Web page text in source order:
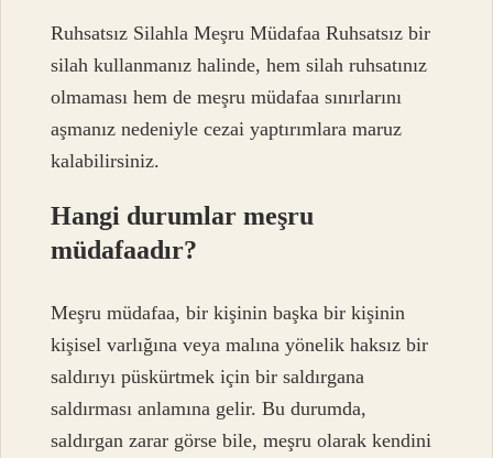
Ruhsatsız Silahla Meşru Müdafaa Ruhsatsız bir
silah kullanmanız halinde, hem silah ruhsatınız
olmaması hem de meşru müdafaa sınırlarını
aşmanız nedeniyle cezai yaptırımlara maruz
kalabilirsiniz.
Hangi durumlar meşru
müdafaadır?
Meşru müdafaa, bir kişinin başka bir kişinin
kişisel varlığına veya malına yönelik haksız bir
saldırıyı püskürtmek için bir saldırgana
saldırması anlamına gelir. Bu durumda,
saldırgan zarar görse bile, meşru olarak kendini